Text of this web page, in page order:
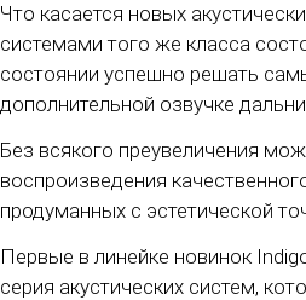
Что касается новых
системами того же класса
состоянии успешно решать
дополнительной озвучке
Без всякого преувеличения
воспроизведения
продуманных с эстетической
Первые в линейке новинок
серия акустических систем,